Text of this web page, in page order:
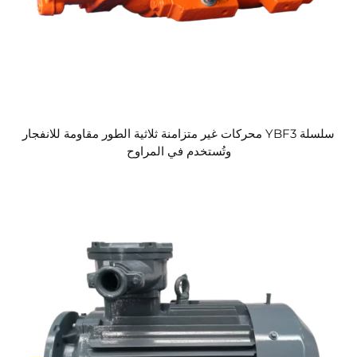
سلسلة YBF3 محركات غير متزامنة ثلاثية الطور مقاومة للانفجار
وتُستخدم في المراوح